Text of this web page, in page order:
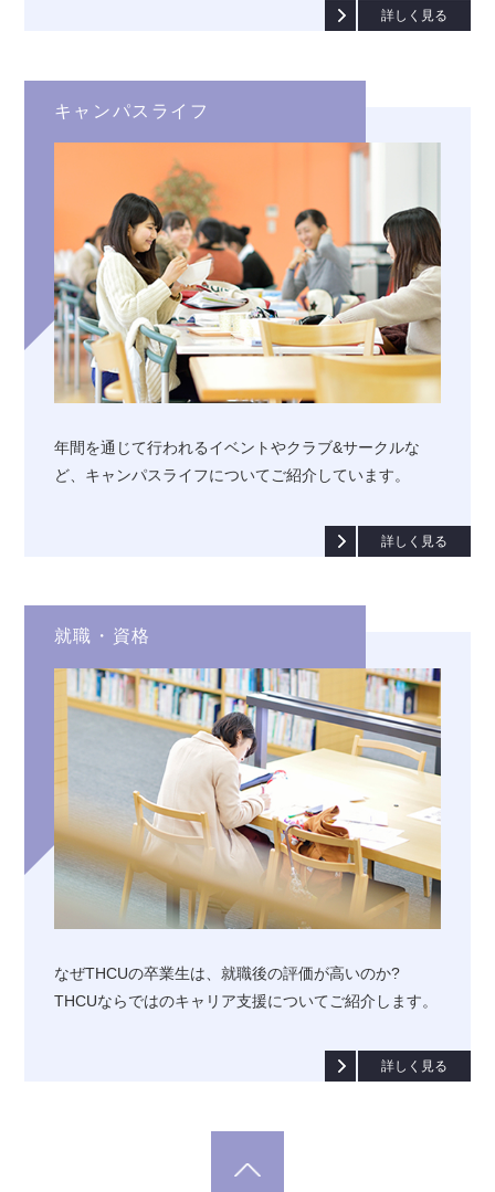
詳しく見る
キャンパスライフ
年間を通じて行われるイベントやクラブ&サークルな
ど、キャンパスライフについてご紹介しています。
詳しく見る
就職・資格
なぜTHCUの卒業生は、就職後の評価が高いのか?
THCUならではのキャリア支援についてご紹介します。
詳しく見る